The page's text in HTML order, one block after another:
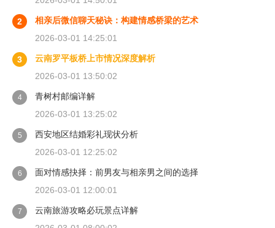
2
相亲后微信聊天秘诀：构建情感桥梁的艺术
2026-03-01 14:25:01
3
云南罗平板桥上市情况深度解析
2026-03-01 13:50:02
4
青树村邮编详解
2026-03-01 13:25:02
5
西安地区结婚彩礼现状分析
2026-03-01 12:25:02
6
面对情感抉择：前男友与相亲男之间的选择
2026-03-01 12:00:01
7
云南旅游攻略必玩景点详解